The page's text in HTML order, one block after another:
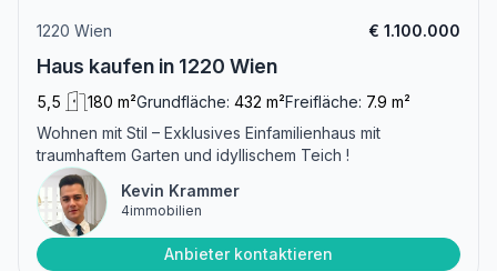
1220 Wien € 1.100.000
Haus kaufen in 1220 Wien
5,5 180 m²Grundfläche: 432 m²Freifläche: 7.9 m²
Wohnen mit Stil – Exklusives Einfamilienhaus mit
traumhaftem Garten und idyllischem Teich !
Kevin Krammer
4immobilien
Anbieter kontaktieren